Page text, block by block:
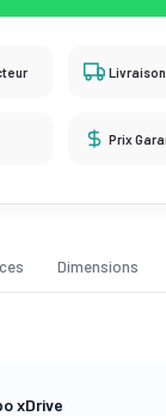
Livraison
Prix
Dimensions
xDrive